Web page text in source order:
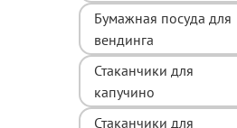
Бумажная посуда для
вендинга
Стаканчики для
капучино
Стаканчики для